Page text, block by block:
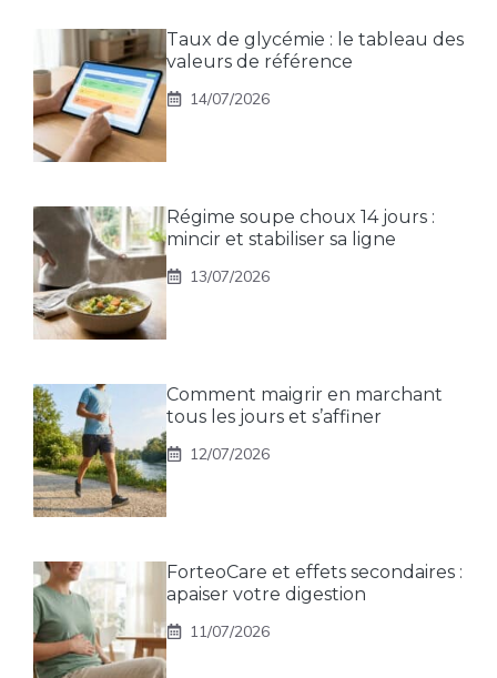
Taux de glycémie : le tableau des
valeurs de référence
14/07/2026
Régime soupe choux 14 jours :
mincir et stabiliser sa ligne
13/07/2026
Comment maigrir en marchant
tous les jours et s’affiner
12/07/2026
ForteoCare et effets secondaires :
apaiser votre digestion
11/07/2026